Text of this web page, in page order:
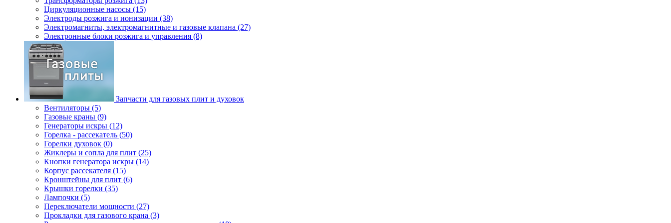
Циркуляционные насосы (15)
Электроды розжига и ионизации (38)
Электромагниты, электромагнитные и газовые клапана (27)
Электронные блоки розжига и управления (8)
Запчасти для газовых плит и духовок
Вентиляторы (5)
Газовые краны (9)
Генераторы искры (12)
Горелка - рассекатель (50)
Горелки духовок (0)
Жиклеры и сопла для плит (25)
Кнопки генератора искры (14)
Корпус рассекателя (15)
Кронштейны для плит (6)
Крышки горелки (35)
Лампочки (5)
Переключатели мощности (27)
Прокладки для газового крана (3)